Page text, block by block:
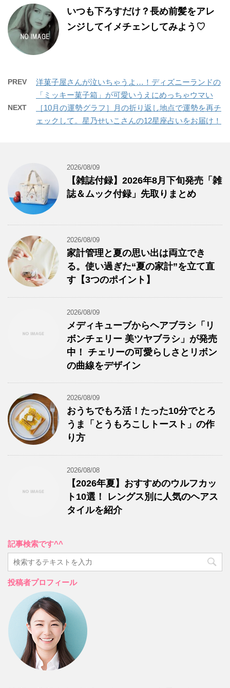
いつも下ろすだけ？長め前髪をアレ
ンジしてイメチェンしてみよう♡
PREV
洋菓子屋さんが泣いちゃうよ…！ディズニーランドの
「ミッキー菓子箱」が可愛いうえにめっちゃウマい
NEXT
［10月の運勢グラフ］月の折り返し地点で運勢を再チ
ェックして。星乃せいこさんの12星座占いをお届け！
2026/08/09
【雑誌付録】2026年8月下旬発売「雑
誌＆ムック付録」先取りまとめ
2026/08/09
家計管理と夏の思い出は両立でき
る。使い過ぎた“夏の家計”を立て直
す【3つのポイント】
2026/08/09
メディキューブからヘアブラシ「リ
ボンチェリー 美ツヤブラシ」が発売
中！ チェリーの可愛らしさとリボン
の曲線をデザイン
2026/08/09
おうちでもろ活！たった10分でとろ
うま「とうもろこしトースト」の作
り方
2026/08/08
【2026年夏】おすすめのウルフカッ
ト10選！ レングス別に人気のヘアス
タイルを紹介
記事検索です^^
投稿者プロフィール